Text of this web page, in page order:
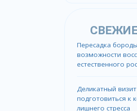
Пересадка
возможности
естественного
Деликатный
подготовиться к
лишнего стресса